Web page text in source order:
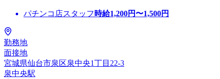
パチンコ店スタッフ 時給1,200円〜1,500円
勤務地
面接地
宮城県仙台市泉区泉中央1丁目22-3
泉中央駅